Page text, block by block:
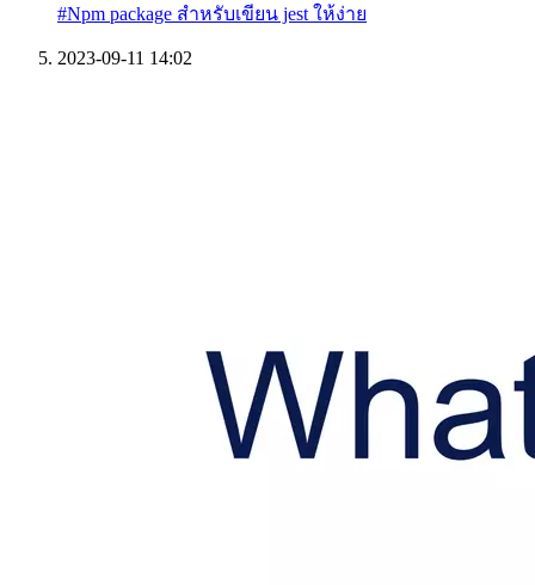
#Npm package สำหรับเขียน jest ให้ง่าย
2023-09-11 14:02